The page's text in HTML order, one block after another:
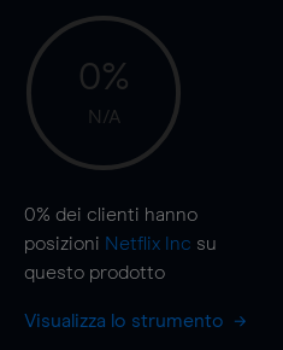
0%
N/A
0% dei clienti hanno
posizioni Netflix Inc su
questo prodotto
Visualizza lo strumento